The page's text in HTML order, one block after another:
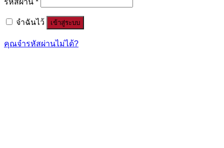
จำฉันไว้ เข้าสู่ระบบ
คุณจำรหัสผ่านไม่ได้?